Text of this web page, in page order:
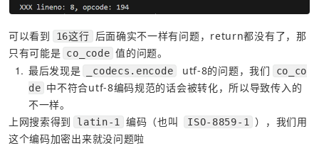
可以看到 16这行
后面确实不一样有问题，return都没有了，那
只有可能是 co_code 值的问题。
1 最后发现是 _codecs.encode utf-8的问题，我们
co_co
de 中不符合utf-8编码规范的话会被转化，所以导致传入的
不一样。
上网搜索得到
latin-1 编码（也叫 ISO-8859-1
），我们用
这个编码加密出来就没问题啦